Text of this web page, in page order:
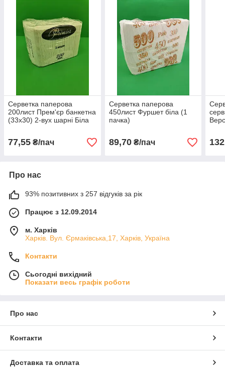
Серветка паперова
200лист Прем'єр банкетна
(33х30) 2-вух шарні Біла
77,55 ₴/пач
Серветка паперова
450лист Фуршет біла (1
пачка)
89,70₴/пач 132
Про нас
93% позитивних з 257 відгуків за рік
Працює з 12.09.2014
м. Харків
Харків. Вул. Єрмаківська,17, Харків, Україна
Контакти
Сьогодні вихідний
Показати весь графік роботи
Про нас
Контакти
Доставка та оплата